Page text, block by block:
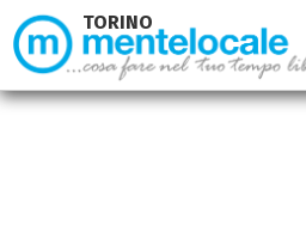
TORINO